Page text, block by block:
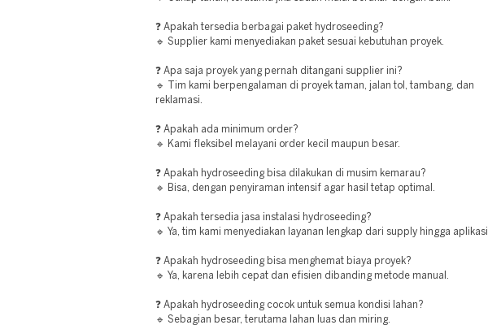
❓ Apakah tersedia berbagai paket hydroseeding?
🔹 Supplier kami menyediakan paket sesuai kebutuhan proyek.
❓ Apa saja proyek yang pernah ditangani supplier ini?
🔹 Tim kami berpengalaman di proyek taman, jalan tol, tambang, dan
reklamasi.
❓ Apakah ada minimum order?
🔹 Kami fleksibel melayani order kecil maupun besar.
❓ Apakah hydroseeding bisa dilakukan di musim kemarau?
🔹 Bisa, dengan penyiraman intensif agar hasil tetap optimal.
❓ Apakah tersedia jasa instalasi hydroseeding?
🔹 Ya, tim kami menyediakan layanan lengkap dari supply hingga aplikasi.
❓ Apakah hydroseeding bisa menghemat biaya proyek?
🔹 Ya, karena lebih cepat dan efisien dibanding metode manual.
❓ Apakah hydroseeding cocok untuk semua kondisi lahan?
🔹 Sebagian besar, terutama lahan luas dan miring.